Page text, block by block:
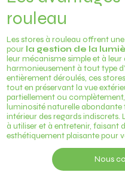
rouleau
Les stores à rouleau offrent
pour la gestion de la
leur mécanisme simple et à leur
harmonieusement à tout type
entièrement déroulés, ces
tout en préservant la vue
partiellement ou complètement,
luminosité naturelle
intérieur des regards indiscrets.
à utiliser et à entretenir, faisant
esthétiquement plaisante pour
Nous